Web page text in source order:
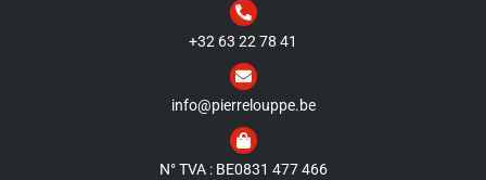
+32 63 22 78 41
info@pierrelouppe.be
N° TVA : BE0831 477 466